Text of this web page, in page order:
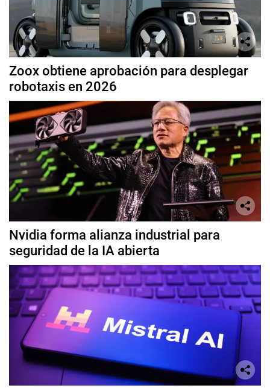
Zoox obtiene aprobación para desplegar
robotaxis en 2026
Nvidia forma alianza industrial para
seguridad de la IA abierta